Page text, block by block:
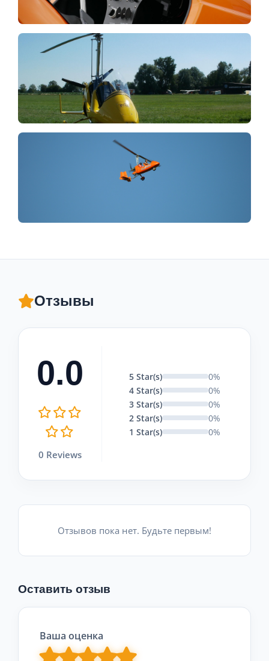
Отзывы
0.0
0 Reviews
5 Star(s)
0%
4 Star(s)
0%
3 Star(s)
0%
2 Star(s)
0%
1 Star(s)
0%
Отзывов пока нет. Будьте первым!
Оставить отзыв
Ваша оценка